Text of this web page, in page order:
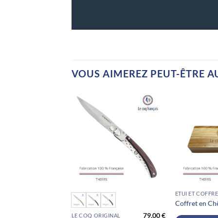
VOUS AIMEREZ PEUT-ÊTRE
LE COQ ORIGINAL 79,00€
Ce
produit
Coffret en